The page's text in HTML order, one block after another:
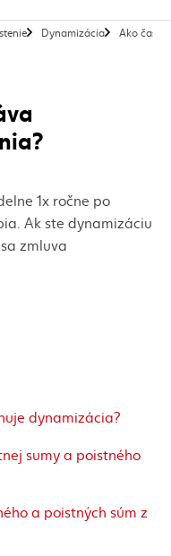
Dynamizácia Ako často
dynamizácia?
sumy a poistného
a poistných súm z
1x ročne po
Ak ste dynamizáciu
zmluva